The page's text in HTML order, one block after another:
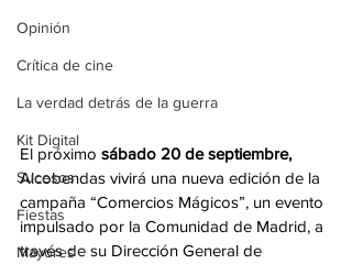
Opinión
Crítica de cine
La verdad detrás de la guerra
Kit Digital
Sucesos
Fiestas
Mayores
El próximo sábado 20 de septiembre,
Alcobendas vivirá una nueva edición de la
campaña “Comercios Mágicos”, un evento
impulsado por la Comunidad de Madrid, a
través de su Dirección General de